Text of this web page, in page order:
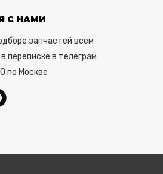
С НАМИ
запчастей всем
переписке в телеграм
по Москве